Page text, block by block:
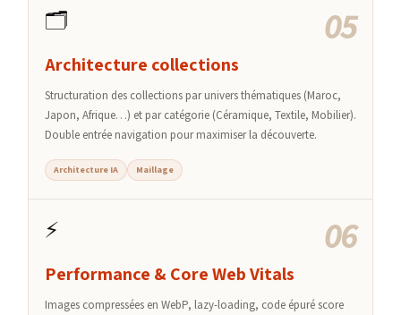
🗂️ 05
Architecture collections
Structuration des collections par univers thématiques (Maroc,
Japon, Afrique…) et par catégorie (Céramique, Textile, Mobilier).
Double entrée navigation pour maximiser la découverte.
Architecture IA Maillage
⚡ 06
Performance & Core Web Vitals
Images compressées en WebP, lazy-loading, code épuré score